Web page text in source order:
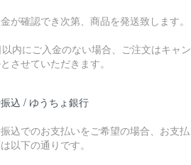
が確認でき次第、商品を発送致します。
内にご入金のない場合、ご注文はキャン
させていただきます。
込 / ゆうちょ銀行
込でのお支払いをご希望の場合、お支払
以下の通りです。